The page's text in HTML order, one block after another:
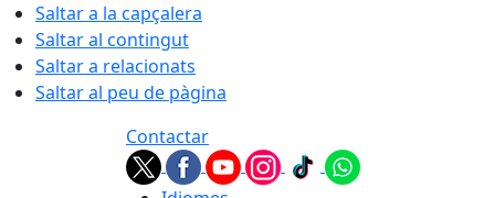
Saltar a la capçalera
Saltar al contingut
Saltar a relacionats
Saltar al peu de pàgina
Contactar